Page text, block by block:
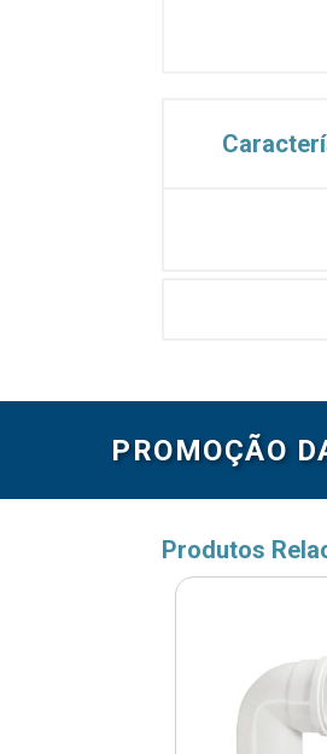
PROMOÇÃO
Produtos